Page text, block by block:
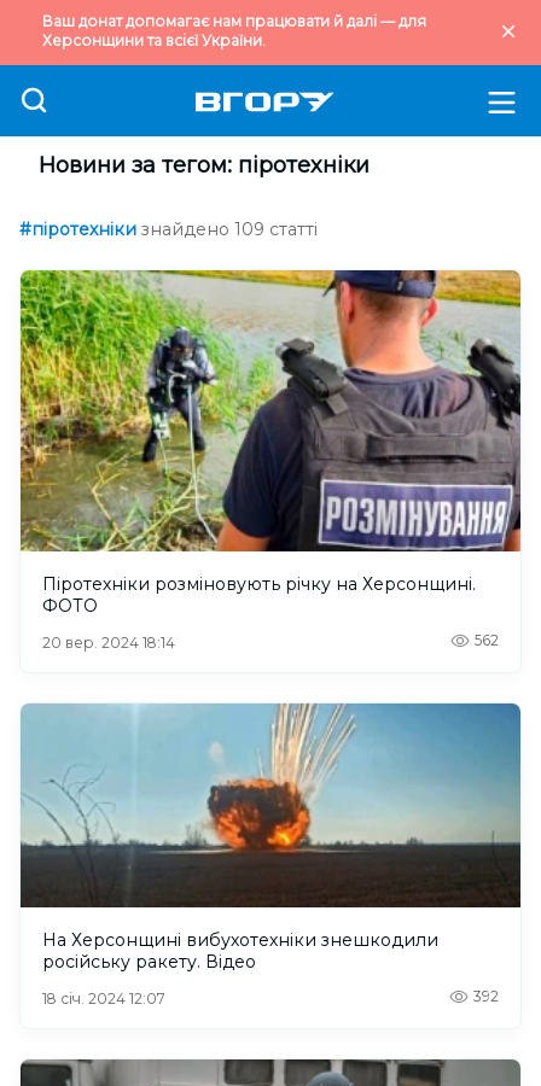
Ваш донат допомагає нам працювати й далі — для
Херсонщини та всієї України.
Новини за тегом: піротехніки
#піротехніки знайдено 109 статті
Піротехніки розміновують річку на Херсонщині.
ФОТО
20 вер. 2024 18:14 562
На Херсонщині вибухотехніки знешкодили
російську ракету. Відео
18 січ. 2024 12:07 392